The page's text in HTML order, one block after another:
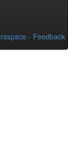
- Feedback